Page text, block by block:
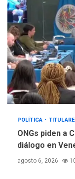
POLÍTICA
ONGs piden a
diálogo en
agosto 6, 2026